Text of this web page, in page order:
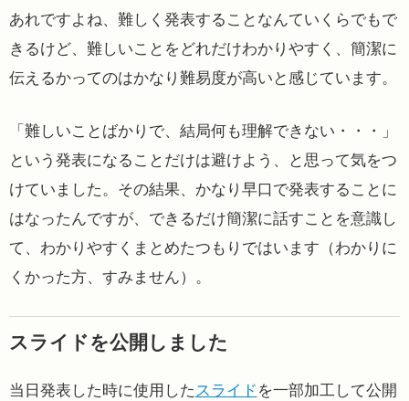
あれですよね、難しく発表することなんていくらでもで
きるけど、難しいことをどれだけわかりやすく、簡潔に
伝えるかってのはかなり難易度が高いと感じています。
「難しいことばかりで、結局何も理解できない・・・」
という発表になることだけは避けよう、と思って気をつ
けていました。その結果、かなり早口で発表することに
はなったんですが、できるだけ簡潔に話すことを意識し
て、わかりやすくまとめたつもりではいます（わかりに
くかった方、すみません）。
スライドを公開しました
当日発表した時に使用したスライド を一部加工して公開